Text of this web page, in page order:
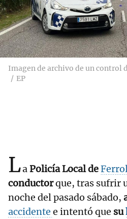
Imagen de archivo de un control
EP
LaPolicía Local de
conductorque, tras sufrir
noche del pasado sábado,
accidente e intentó que su